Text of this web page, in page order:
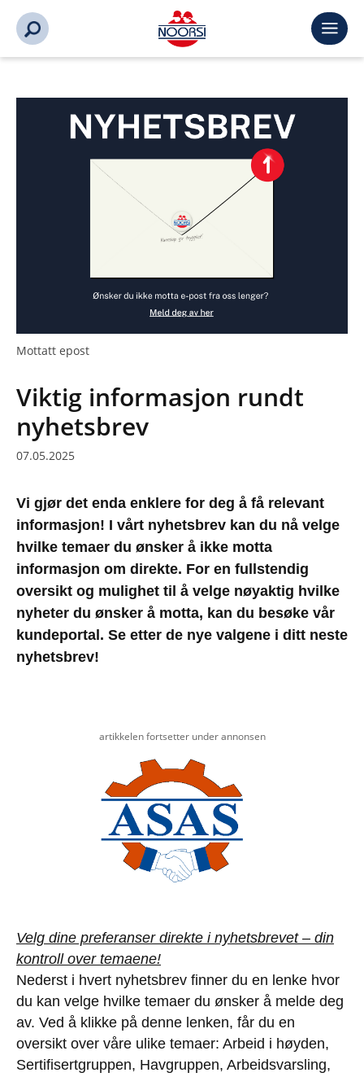
Mottatt epost
Viktig informasjon rundt
nyhetsbrev
07.05.2025
Vi gjør det enda enklere for deg å få relevant
informasjon! I vårt nyhetsbrev kan du nå velge
hvilke temaer du ønsker å ikke motta
informasjon om direkte. For en fullstendig
oversikt og mulighet til å velge nøyaktig hvilke
nyheter du ønsker å motta, kan du besøke vår
kundeportal. Se etter de nye valgene i ditt neste
nyhetsbrev!
artikkelen fortsetter under annonsen
Velg dine preferanser direkte i nyhetsbrevet – din
kontroll over temaene!
Nederst i hvert nyhetsbrev finner du en lenke hvor
du kan velge hvilke temaer du ønsker å melde deg
av. Ved å klikke på denne lenken, får du en
oversikt over våre ulike temaer: Arbeid i høyden,
Sertifisertgruppen, Havgruppen, Arbeidsvarsling,